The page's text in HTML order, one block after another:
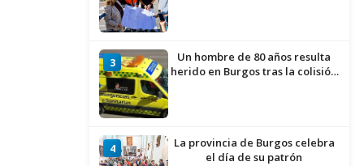
3
Un hombre de 80 años resulta
herido en Burgos tras la colisión
4
La provincia de Burgos celebra
el día de su patrón